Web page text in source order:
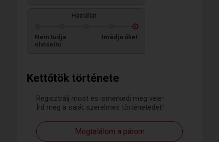
Kettőtök története
Regisztrálj most és ismerkedj meg vele!
Írd meg a saját szerelmes történetedet!
Megtalálom a párom
Háziállat
Nem tudja
elviselni
Imádja őket